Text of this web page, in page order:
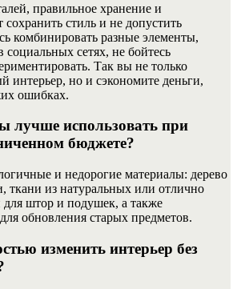
правильное хранение и
стиль и не допустить
комбинировать разные элементы,
сетях, не бойтесь
Так вы не только
интерьер, но и сэкономите деньги,
ошибках.
лучше использовать при
бюджете?
и недорогие материалы: дерево
из натуральных или отлично
штор и подушек, а также
обновления старых предметов.
изменить интерьер без